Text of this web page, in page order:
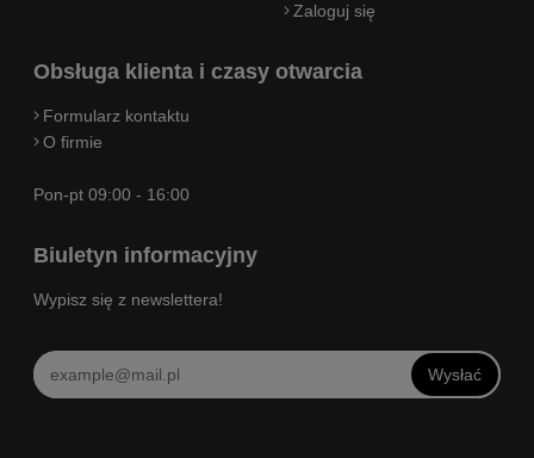
Zaloguj się
Obsługa klienta i czasy otwarcia
Formularz kontaktu
O firmie
Pon-pt 09:00 - 16:00
Biuletyn informacyjny
Wypisz się z newslettera!
Wysłać